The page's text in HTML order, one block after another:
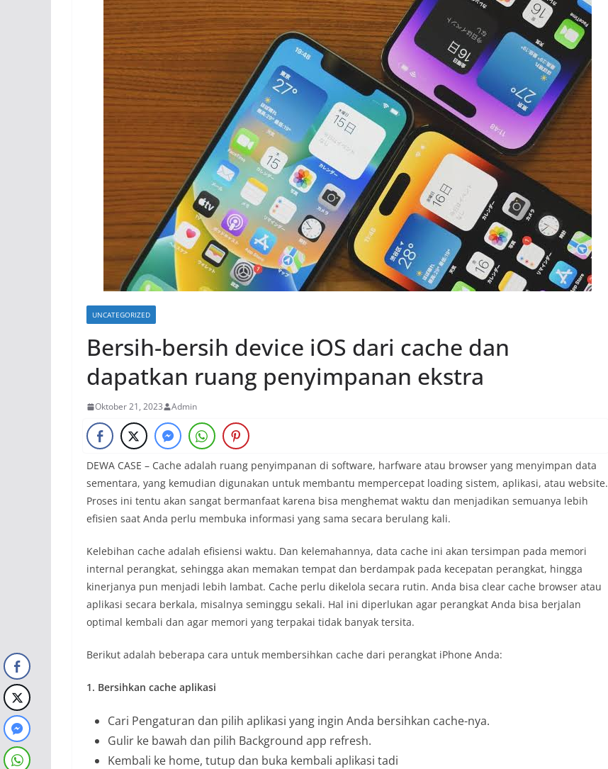
UNCATEGORIZED
Bersih-bersih device iOS dari cache dan
dapatkan ruang penyimpanan ekstra
Oktober 21, 2023 Admin
DEWA CASE – Cache adalah ruang penyimpanan di software, harfware atau browser yang menyimpan data
sementara, yang kemudian digunakan untuk membantu mempercepat loading sistem, aplikasi, atau website.
Proses ini tentu akan sangat bermanfaat karena bisa menghemat waktu dan menjadikan semuanya lebih
efisien saat Anda perlu membuka informasi yang sama secara berulang kali.
Kelebihan cache adalah efisiensi waktu. Dan kelemahannya, data cache ini akan tersimpan pada memori
internal perangkat, sehingga akan memakan tempat dan berdampak pada kecepatan perangkat, hingga
kinerjanya pun menjadi lebih lambat. Cache perlu dikelola secara rutin. Anda bisa clear cache browser atau
aplikasi secara berkala, misalnya seminggu sekali. Hal ini diperlukan agar perangkat Anda bisa berjalan
optimal kembali dan agar memori yang terpakai tidak banyak tersita.
Berikut adalah beberapa cara untuk membersihkan cache dari perangkat iPhone Anda:
1. Bersihkan cache aplikasi
Cari Pengaturan dan pilih aplikasi yang ingin Anda bersihkan cache-nya.
Gulir ke bawah dan pilih Background app refresh.
Kembali ke home, tutup dan buka kembali aplikasi tadi